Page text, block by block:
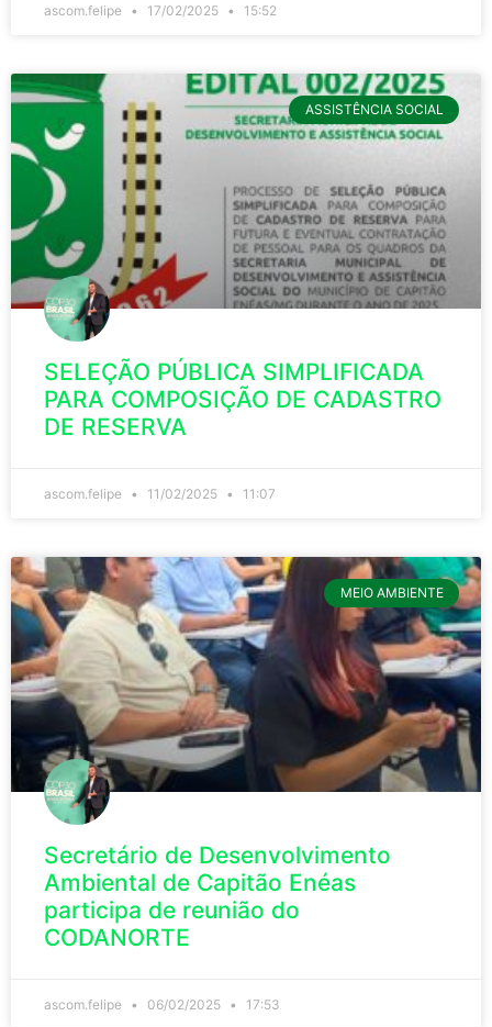
ascom.felipe 17/02/2025 15:52
ASSISTÊNCIA SOCIAL
SELEÇÃO PÚBLICA SIMPLIFICADA
PARA COMPOSIÇÃO DE CADASTRO
DE RESERVA
ascom.felipe 11/02/2025 11:07
MEIO AMBIENTE
Secretário de Desenvolvimento
Ambiental de Capitão Enéas
participa de reunião do
CODANORTE
ascom.felipe 06/02/2025 17:53